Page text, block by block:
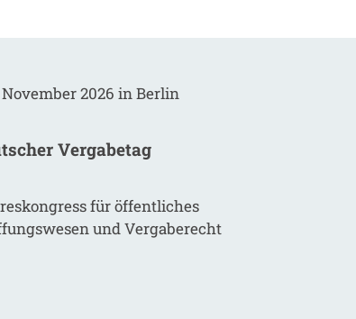
November 2026 in Berlin
Vergabetag
für öffentliches
und Vergaberecht